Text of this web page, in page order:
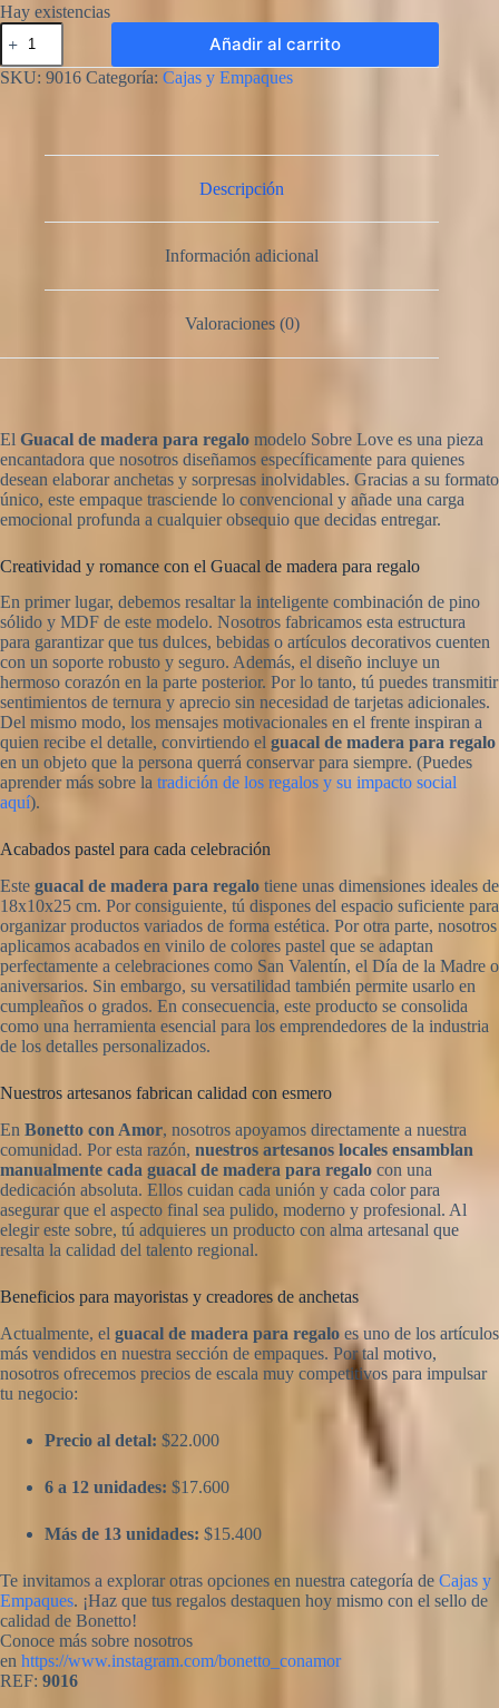
Hay existencias
Sobre
Madera
Love
cantidad
Añadir al carrito
SKU: 9016 Categoría: Cajas y Empaques
Descripción
Información adicional
Valoraciones (0)
El Guacal de madera para regalo modelo Sobre Love es una pieza
encantadora que nosotros diseñamos específicamente para quienes
desean elaborar anchetas y sorpresas inolvidables. Gracias a su formato
único, este empaque trasciende lo convencional y añade una carga
emocional profunda a cualquier obsequio que decidas entregar.
Creatividad y romance con el Guacal de madera para regalo
En primer lugar, debemos resaltar la inteligente combinación de pino
sólido y MDF de este modelo. Nosotros fabricamos esta estructura
para garantizar que tus dulces, bebidas o artículos decorativos cuenten
con un soporte robusto y seguro. Además, el diseño incluye un
hermoso corazón en la parte posterior. Por lo tanto, tú puedes transmitir
sentimientos de ternura y aprecio sin necesidad de tarjetas adicionales.
Del mismo modo, los mensajes motivacionales en el frente inspiran a
quien recibe el detalle, convirtiendo el guacal de madera para regalo
en un objeto que la persona querrá conservar para siempre. (Puedes
aprender más sobre la tradición de los regalos y su impacto social
aquí).
Acabados pastel para cada celebración
Este guacal de madera para regalo tiene unas dimensiones ideales de
18x10x25 cm. Por consiguiente, tú dispones del espacio suficiente para
organizar productos variados de forma estética. Por otra parte, nosotros
aplicamos acabados en vinilo de colores pastel que se adaptan
perfectamente a celebraciones como San Valentín, el Día de la Madre o
aniversarios. Sin embargo, su versatilidad también permite usarlo en
cumpleaños o grados. En consecuencia, este producto se consolida
como una herramienta esencial para los emprendedores de la industria
de los detalles personalizados.
Nuestros artesanos fabrican calidad con esmero
En Bonetto con Amor, nosotros apoyamos directamente a nuestra
comunidad. Por esta razón, nuestros artesanos locales ensamblan
manualmente cada guacal de madera para regalo con una
dedicación absoluta. Ellos cuidan cada unión y cada color para
asegurar que el aspecto final sea pulido, moderno y profesional. Al
elegir este sobre, tú adquieres un producto con alma artesanal que
resalta la calidad del talento regional.
Beneficios para mayoristas y creadores de anchetas
Actualmente, el guacal de madera para regalo es uno de los artículos
más vendidos en nuestra sección de empaques. Por tal motivo,
nosotros ofrecemos precios de escala muy competitivos para impulsar
tu negocio:
Precio al detal: $22.000
6 a 12 unidades: $17.600
Más de 13 unidades: $15.400
Te invitamos a explorar otras opciones en nuestra categoría de Cajas y
Empaques. ¡Haz que tus regalos destaquen hoy mismo con el sello de
calidad de Bonetto!
Conoce más sobre nosotros
en https://www.instagram.com/bonetto_conamor
REF: 9016